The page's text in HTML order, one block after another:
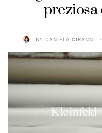
BY DANIELA CIRANNI